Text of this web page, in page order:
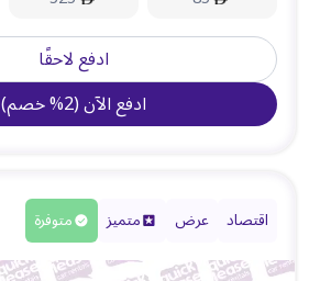
ادفع لاحقًا
ادفع الآن(
2
%خصم)
اقتصاد عرض متميز متوفرة